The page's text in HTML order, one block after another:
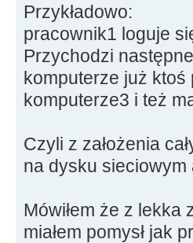
Przykładowo:
pracownik1 loguje
Przychodzi
komputerze już
komputerze3 i też
Czyli z założenia
na dysku
Mówiłem że z lekka
miałem pomysł jak